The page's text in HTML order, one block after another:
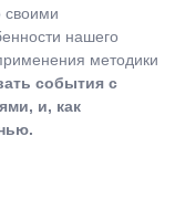
своими
нашего
методики
события с
и, как